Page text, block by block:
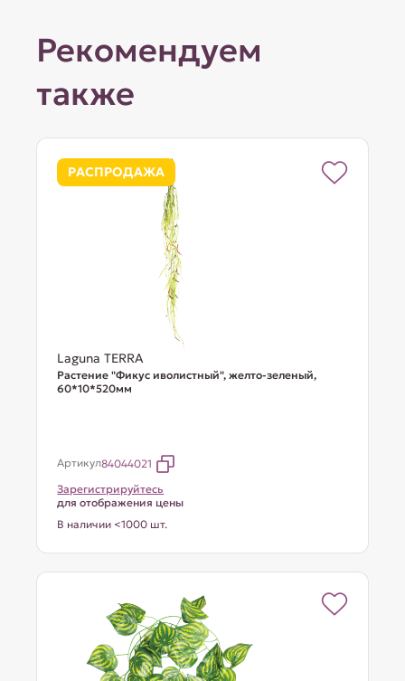
Рекомендуем
также
РАСПРОДАЖА
Laguna TERRA
Растение "Фикус иволистный", желто-зеленый,
60*10*520мм
Артикул84044021
Зарегистрируйтесь
для отображения цены
В наличии <1000 шт.